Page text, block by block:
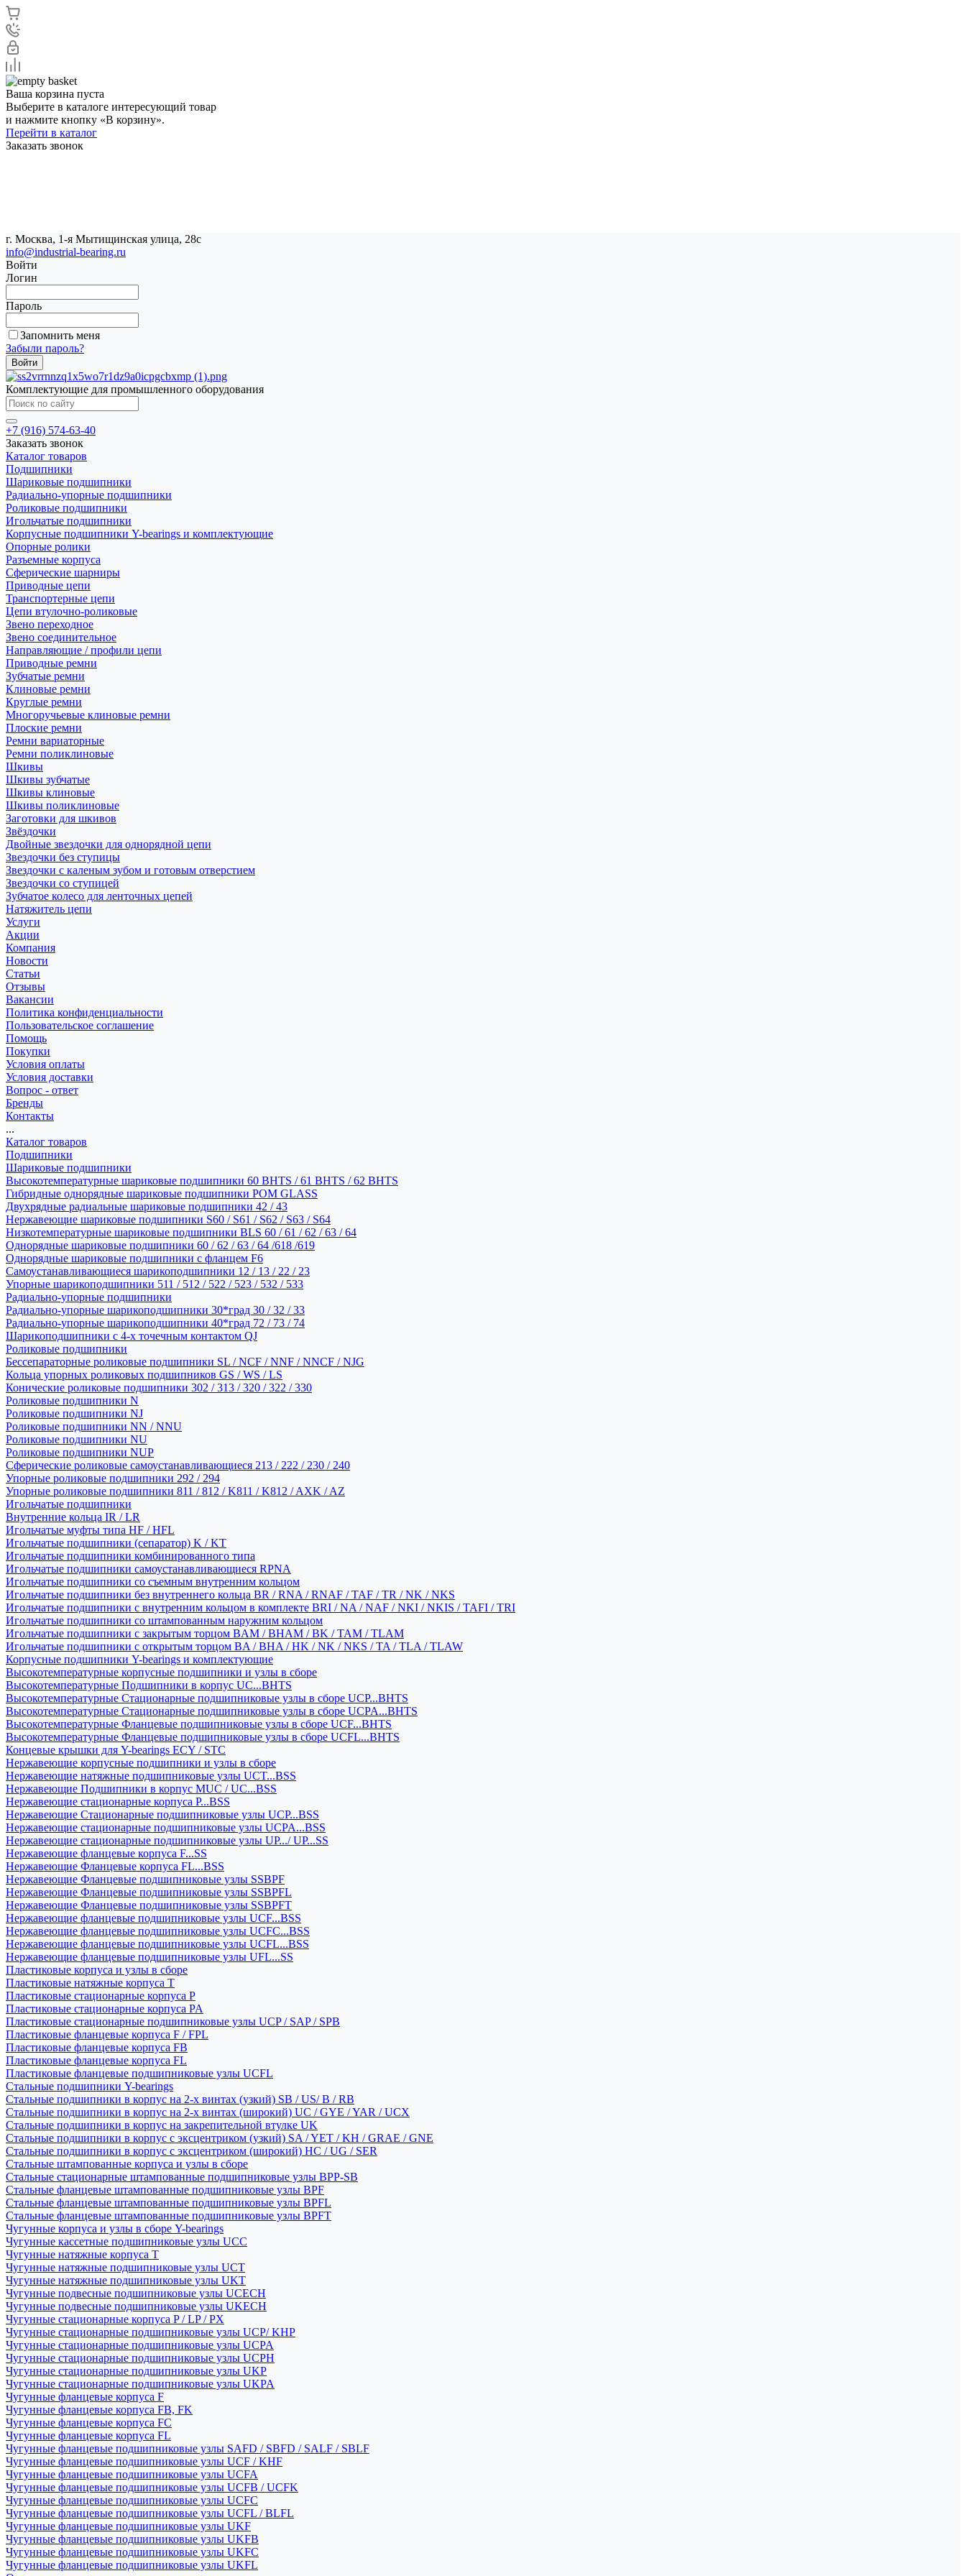
Ваша корзина пуста
Выберите в каталоге интересующий товар
и нажмите кнопку «В корзину».
Перейти в каталог
Заказать звонок
г. Москва, 1-я Мытищинская улица, 28с
info@industrial-bearing.ru
Войти
Логин
Пароль
Запомнить меня
Забыли пароль?
Комплектующие для промышленного оборудования
+7 (916) 574-63-40
Заказать звонок
Каталог товаров
Подшипники
Шариковые подшипники
Радиально-упорные подшипники
Роликовые подшипники
Игольчатые подшипники
Корпусные подшипники Y-bearings и комплектующие
Опорные ролики
Разъемные корпуса
Сферические шарниры
Приводные цепи
Транспортерные цепи
Цепи втулочно-роликовые
Звено переходное
Звено соединительное
Направляющие / профили цепи
Приводные ремни
Зубчатые ремни
Клиновые ремни
Круглые ремни
Многоручьевые клиновые ремни
Плоские ремни
Ремни вариаторные
Ремни поликлиновые
Шкивы
Шкивы зубчатые
Шкивы клиновые
Шкивы поликлиновые
Заготовки для шкивов
Звёздочки
Двойные звездочки для однорядной цепи
Звездочки без ступицы
Звездочки с каленым зубом и готовым отверстием
Звездочки со ступицей
Зубчатое колесо для ленточных цепей
Натяжитель цепи
Услуги
Акции
Компания
Новости
Статьи
Отзывы
Вакансии
Политика конфиденциальности
Пользовательское соглашение
Помощь
Покупки
Условия оплаты
Условия доставки
Вопрос - ответ
Бренды
Контакты
...
Каталог товаров
Подшипники
Шариковые подшипники
Высокотемпературные шариковые подшипники 60 BHTS / 61 BHTS / 62 BHTS
Гибридные однорядные шариковые подшипники POM GLASS
Двухрядные радиальные шариковые подшипники 42 / 43
Нержавеющие шариковые подшипники S60 / S61 / S62 / S63 / S64
Низкотемпературные шариковые подшипники BLS 60 / 61 / 62 / 63 / 64
Однорядные шариковые подшипники 60 / 62 / 63 / 64 /618 /619
Однорядные шариковые подшипники с фланцем F6
Самоустанавливающиеся шарикоподшипники 12 / 13 / 22 / 23
Упорные шарикоподшипники 511 / 512 / 522 / 523 / 532 / 533
Радиально-упорные подшипники
Радиально-упорные шарикоподшипники 30*град 30 / 32 / 33
Радиально-упорные шарикоподшипники 40*град 72 / 73 / 74
Шарикоподшипники с 4-х точечным контактом QJ
Роликовые подшипники
Бессепараторные роликовые подшипники SL / NCF / NNF / NNCF / NJG
Кольца упорных роликовых подшипников GS / WS / LS
Конические роликовые подшипники 302 / 313 / 320 / 322 / 330
Роликовые подшипники N
Роликовые подшипники NJ
Роликовые подшипники NN / NNU
Роликовые подшипники NU
Роликовые подшипники NUP
Сферические роликовые самоустанавливающиеся 213 / 222 / 230 / 240
Упорные роликовые подшипники 292 / 294
Упорные роликовые подшипники 811 / 812 / K811 / K812 / AXK / AZ
Игольчатые подшипники
Внутренние кольца IR / LR
Игольчатые муфты типа HF / HFL
Игольчатые подшипники (сепаратор) K / KT
Игольчатые подшипники комбинированного типа
Игольчатые подшипники самоустанавливающиеся RPNA
Игольчатые подшипники со съемным внутренним кольцом
Игольчатые подшипники без внутреннего кольца BR / RNA / RNAF / TAF / TR / NK / NKS
Игольчатые подшипники с внутренним кольцом в комплекте BRI / NA / NAF / NKI / NKIS / TAFI / TRI
Игольчатые подшипники со штампованным наружним кольцом
Игольчатые подшипники с закрытым торцом BAM / BHAM / BK / TAM / TLAM
Игольчатые подшипники с открытым торцом BA / BHA / HK / NK / NKS / TA / TLA / TLAW
Корпусные подшипники Y-bearings и комплектующие
Высокотемпературные корпусные подшипники и узлы в сборе
Высокотемпературные Подшипники в корпус UC...BHTS
Высокотемпературные Стационарные подшипниковые узлы в сборе UCP...BHTS
Высокотемпературные Стационарные подшипниковые узлы в сборе UCPA...BHTS
Высокотемпературные Фланцевые подшипниковые узлы в сборе UCF...BHTS
Высокотемпературные Фланцевые подшипниковые узлы в сборе UCFL...BHTS
Концевые крышки для Y-bearings ECY / STC
Нержавеющие корпусные подшипники и узлы в сборе
Нержавеющие натяжные подшипниковые узлы UCT...BSS
Нержавеющие Подшипники в корпус MUC / UC...BSS
Нержавеющие стационарные корпуса P...BSS
Нержавеющие Стационарные подшипниковые узлы UCP...BSS
Нержавеющие стационарные подшипниковые узлы UCPA...BSS
Нержавеющие стационарные подшипниковые узлы UP.../ UP...SS
Нержавеющие фланцевые корпуса F...SS
Нержавеющие Фланцевые корпуса FL...BSS
Нержавеющие Фланцевые подшипниковые узлы SSBPF
Нержавеющие Фланцевые подшипниковые узлы SSBPFL
Нержавеющие Фланцевые подшипниковые узлы SSBPFT
Нержавеющие фланцевые подшипниковые узлы UCF...BSS
Нержавеющие фланцевые подшипниковые узлы UCFC...BSS
Нержавеющие фланцевые подшипниковые узлы UCFL...BSS
Нержавеющие фланцевые подшипниковые узлы UFL...SS
Пластиковые корпуса и узлы в сборе
Пластиковые натяжные корпуса T
Пластиковые стационарные корпуса P
Пластиковые стационарные корпуса PA
Пластиковые стационарные подшипниковые узлы UCP / SAP / SPB
Пластиковые фланцевые корпуса F / FPL
Пластиковые фланцевые корпуса FB
Пластиковые фланцевые корпуса FL
Пластиковые фланцевые подшипниковые узлы UCFL
Стальные подшипники Y-bearings
Стальные подшипники в корпус на 2-х винтах (узкий) SB / US/ B / RB
Стальные подшипники в корпус на 2-х винтах (широкий) UC / GYE / YAR / UCX
Стальные подшипники в корпус на закрепительной втулке UK
Стальные подшипники в корпус с эксцентриком (узкий) SA / YET / KH / GRAE / GNE
Стальные подшипники в корпус с эксцентриком (широкий) HC / UG / SER
Стальные штампованные корпуса и узлы в сборе
Стальные стационарные штампованные подшипниковые узлы BPP-SB
Стальные фланцевые штампованные подшипниковые узлы BPF
Стальные фланцевые штампованные подшипниковые узлы BPFL
Стальные фланцевые штампованные подшипниковые узлы BPFT
Чугунные корпуса и узлы в сборе Y-bearings
Чугунные кассетные подшипниковые узлы UCC
Чугунные натяжные корпуса T
Чугунные натяжные подшипниковые узлы UCT
Чугунные натяжные подшипниковые узлы UKT
Чугунные подвесные подшипниковые узлы UCECH
Чугунные подвесные подшипниковые узлы UKECH
Чугунные стационарные корпуса P / LP / PX
Чугунные стационарные подшипниковые узлы UCP/ KHP
Чугунные стационарные подшипниковые узлы UCPA
Чугунные стационарные подшипниковые узлы UCPH
Чугунные стационарные подшипниковые узлы UKP
Чугунные стационарные подшипниковые узлы UKPA
Чугунные фланцевые корпуса F
Чугунные фланцевые корпуса FB, FK
Чугунные фланцевые корпуса FC
Чугунные фланцевые корпуса FL
Чугунные фланцевые подшипниковые узлы SAFD / SBFD / SALF / SBLF
Чугунные фланцевые подшипниковые узлы UCF / KHF
Чугунные фланцевые подшипниковые узлы UCFA
Чугунные фланцевые подшипниковые узлы UCFB / UCFK
Чугунные фланцевые подшипниковые узлы UCFC
Чугунные фланцевые подшипниковые узлы UCFL / BLFL
Чугунные фланцевые подшипниковые узлы UKF
Чугунные фланцевые подшипниковые узлы UKFB
Чугунные фланцевые подшипниковые узлы UKFC
Чугунные фланцевые подшипниковые узлы UKFL